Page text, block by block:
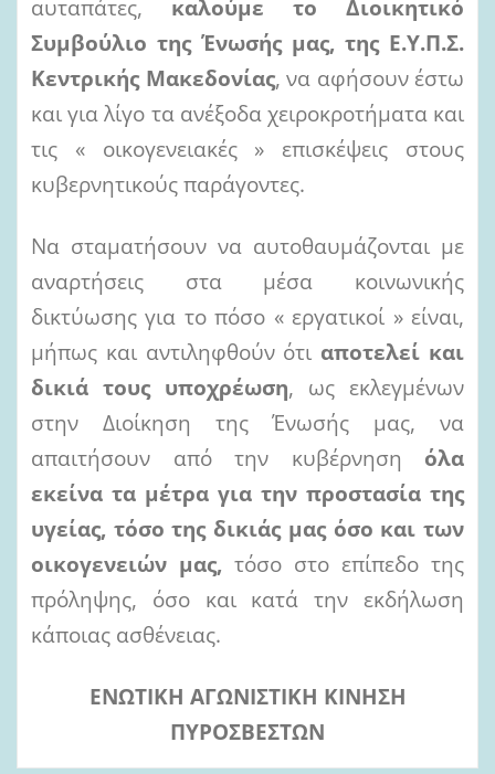
αυταπάτες, καλούμε το Διοικητικό
Συμβούλιο της Ένωσής μας, της Ε.Υ.Π.Σ.
Κεντρικής Μακεδονίας, να αφήσουν έστω
και για λίγο τα ανέξοδα χειροκροτήματα και
τις « οικογενειακές » επισκέψεις στους
κυβερνητικούς παράγοντες.
Να σταματήσουν να αυτοθαυμάζονται με
αναρτήσεις στα μέσα κοινωνικής
δικτύωσης για το πόσο « εργατικοί » είναι,
μήπως και αντιληφθούν ότι αποτελεί και
δικιά τους υποχρέωση, ως εκλεγμένων
στην Διοίκηση της Ένωσής μας, να
απαιτήσουν από την κυβέρνηση όλα
εκείνα τα μέτρα για την προστασία της
υγείας, τόσο της δικιάς μας όσο και των
οικογενειών μας, τόσο στο επίπεδο της
πρόληψης, όσο και κατά την εκδήλωση
κάποιας ασθένειας.
ΕΝΩΤΙΚΗ ΑΓΩΝΙΣΤΙΚΗ ΚΙΝΗΣΗ
ΠΥΡΟΣΒΕΣΤΩΝ